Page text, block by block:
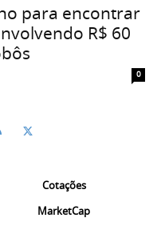
para encontrar
R$ 60
0
Cotações
MarketCap